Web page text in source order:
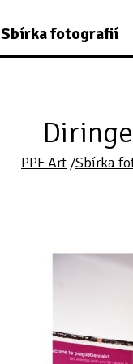
Sbírka fotografií
PPF Art /Sbírka